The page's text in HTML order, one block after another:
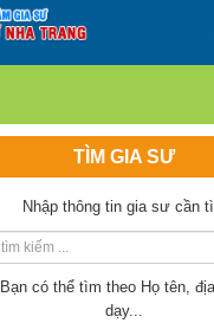
TÌM GIA SƯ
Nhập thông tin gia sư cần
Bạn có thể tìm theo Họ tên,
dạy...